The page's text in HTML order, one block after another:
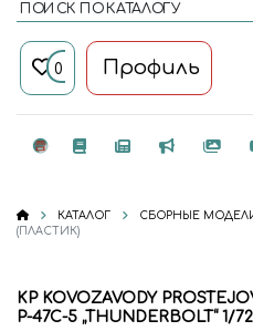
ПОИСК ПО КАТАЛОГУ
0 Профиль
КАТАЛОГ СБОРНЫЕ
(ПЛАСТИК)
KP KOVOZAVODY
P-47C-5 „THUNDERBOLT“ 1/72